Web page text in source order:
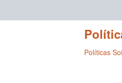
Políticas